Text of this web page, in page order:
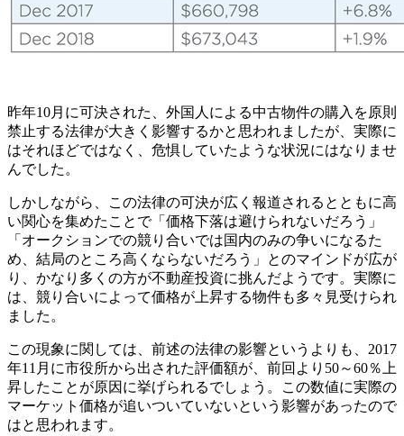
昨年10月に可決された、外国人による中古物件の購入を原則
禁止する法律が大きく影響するかと思われましたが、実際に
はそれほどではなく、危惧していたような状況にはなりませ
んでした。
しかしながら、この法律の可決が広く報道されるとともに高
い関心を集めたことで「価格下落は避けられないだろう」
「オークションでの競り合いでは国内のみの争いになるた
め、結局のところ高くならないだろう」とのマインドが広が
り、かなり多くの方が不動産投資に挑んだようです。実際に
は、競り合いによって価格が上昇する物件も多々見受けられ
ました。
この現象に関しては、前述の法律の影響というよりも、2017
年11月に市役所から出された評価額が、前回より50～60％上
昇したことが原因に挙げられるでしょう。この数値に実際の
マーケット価格が追いついていないという影響があったので
はと思われます。